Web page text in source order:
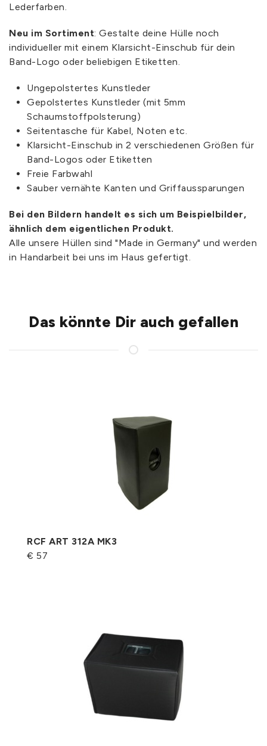
Lederfarben.
Neu im Sortiment: Gestalte deine Hülle noch
individueller mit einem Klarsicht-Einschub für dein
Band-Logo oder beliebigen Etiketten.
Ungepolstertes Kunstleder
Gepolstertes Kunstleder (mit 5mm
Schaumstoffpolsterung)
Seitentasche für Kabel, Noten etc.
Klarsicht-Einschub in 2 verschiedenen Größen für
Band-Logos oder Etiketten
Freie Farbwahl
Sauber vernähte Kanten und Griffaussparungen
Bei den Bildern handelt es sich um Beispielbilder,
ähnlich dem eigentlichen Produkt.
Alle unsere Hüllen sind "Made in Germany" und werden
in Handarbeit bei uns im Haus gefertigt.
Das könnte Dir auch gefallen
RCF ART 312A MK3
€ 57